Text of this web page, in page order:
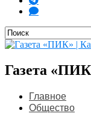
Газета
Главное
Общество